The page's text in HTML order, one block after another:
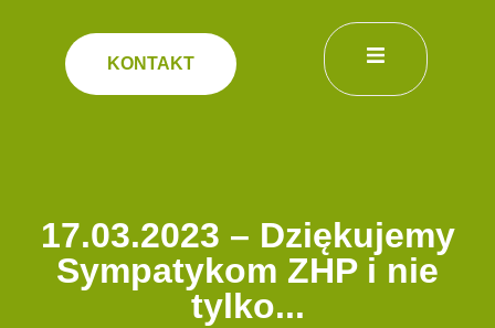
KONTAKT
17.03.2023 – Dziękujemy
Sympatykom ZHP i nie
tylko...